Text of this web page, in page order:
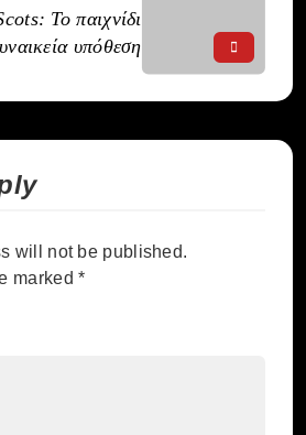
Το παιχνίδι
υπόθεση
will not be published.
marked*